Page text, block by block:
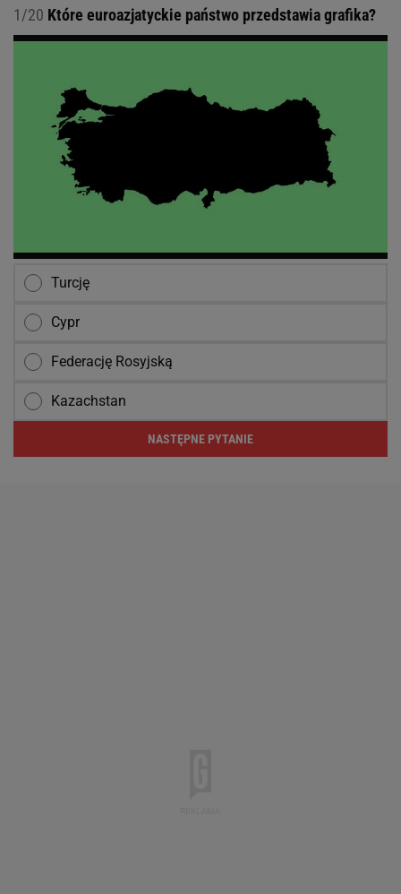
1/20 Które euroazjatyckie państwo przedstawia grafika?
Turcję
Cypr
Federację Rosyjską
Kazachstan
NASTĘPNE PYTANIE